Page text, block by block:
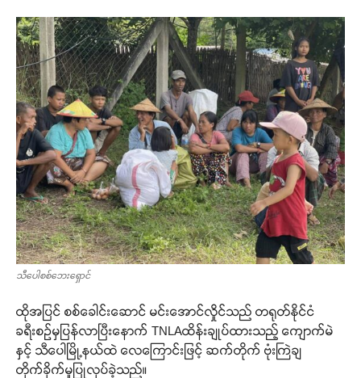
သီပေါစစ်ဘေးရှောင်
ထိုအပြင် စစ်ခေါင်းဆောင် မင်းအောင်လှိုင်သည် တရုတ်နိုင်ငံ
ခရီးစဉ်မှပြန်လာပြီးနောက် TNLAထိန်းချုပ်ထားသည့် ကျောက်မဲ
နှင့် သီပေါမြို့နယ်ထဲ လေကြောင်းဖြင့် ဆက်တိုက် ဗုံးကြဲချ
တိုက်ခိုက်မှုပြုလုပ်ခဲ့သည်။